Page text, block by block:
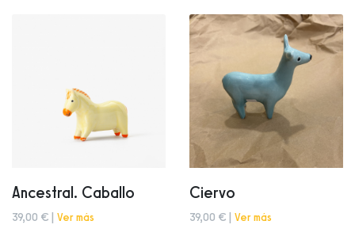
Ancestral. Caballo
39,00 € | Ver más
Ciervo
39,00 € | Ver más